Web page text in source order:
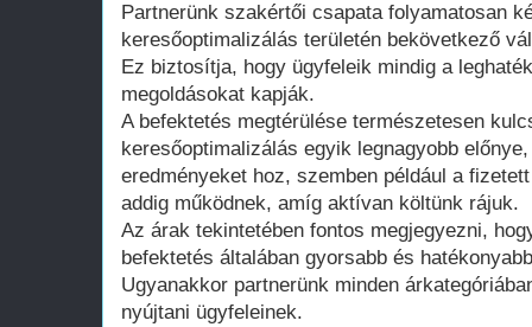
Partnerünk szakértői csapata folyamatosan
keresőoptimalizálás területén bekövetkező
Ez biztosítja, hogy ügyfeleik mindig a
megoldásokat kapják.
A befektetés megtérülése természetesen
keresőoptimalizálás egyik legnagyobb
eredményeket hoz, szemben például a
addig működnek, amíg aktívan költünk rájuk.
Az árak tekintetében fontos megjegyezni,
befektetés általában gyorsabb és
Ugyanakkor partnerünk minden
nyújtani ügyfeleinek.